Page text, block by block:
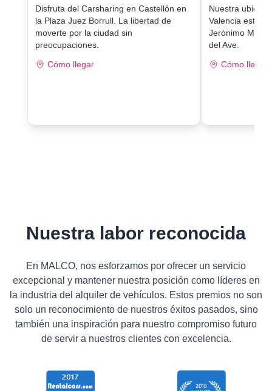
Disfruta del Carsharing en Castellón en
la Plaza Juez Borrull. La libertad de
moverte por la ciudad sin
preocupaciones.
Cómo llegar
Nuestra
Valencia está
Jerónimo
del Ave.
Cómo llegar
Nuestra labor reconocida
En MALCO, nos esforzamos por ofrecer un servicio
excepcional y mantener nuestra posición como líderes en
la industria del alquiler de vehículos. Estos premios no son
solo un reconocimiento de nuestros éxitos pasados, sino
también una inspiración para nuestro compromiso futuro
de servir a nuestros clientes con excelencia.